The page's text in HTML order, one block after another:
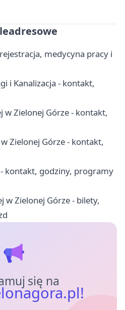
medycyna pracy i
i Kanalizacja - kontakt,
w Zielonej Górze - kontakt,
Zielonej Górze - kontakt,
- kontakt, godziny, programy
w Zielonej Górze - bilety,
się na